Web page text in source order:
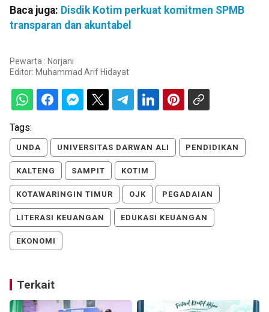
Baca juga: Disdik Kotim perkuat komitmen SPMB
transparan dan akuntabel
Pewarta : Norjani
Editor: Muhammad Arif Hidayat
Tags:
UNDA UNIVERSITAS DARWAN ALI PENDIDIKAN
KALTENG SAMPIT KOTIM
KOTAWARINGIN TIMUR OJK PEGADAIAN
LITERASI KEUANGAN EDUKASI KEUANGAN
EKONOMI
Terkait